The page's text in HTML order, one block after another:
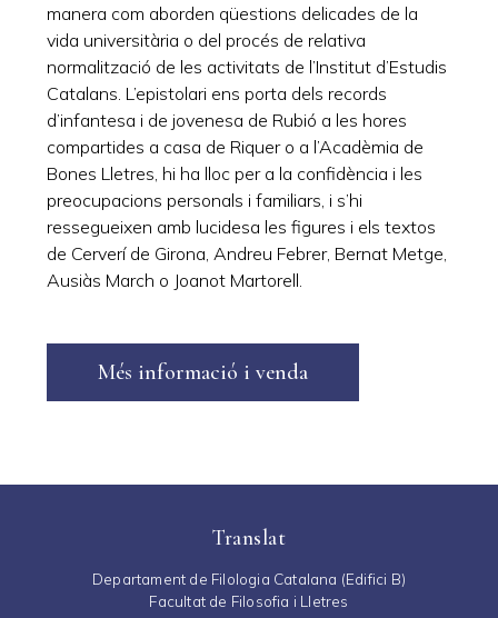
manera com aborden qüestions delicades de la
vida universitària o del procés de relativa
normalització de les activitats de l’Institut d’Estudis
Catalans. L’epistolari ens porta dels records
d’infantesa i de jovenesa de Rubió a les hores
compartides a casa de Riquer o a l’Acadèmia de
Bones Lletres, hi ha lloc per a la confidència i les
preocupacions personals i familiars, i s’hi
ressegueixen amb lucidesa les figures i els textos
de Cerverí de Girona, Andreu Febrer, Bernat Metge,
Ausiàs March o Joanot Martorell.
Més informació i venda
Translat
Departament de Filologia Catalana (Edifici B)
Facultat de Filosofia i Lletres